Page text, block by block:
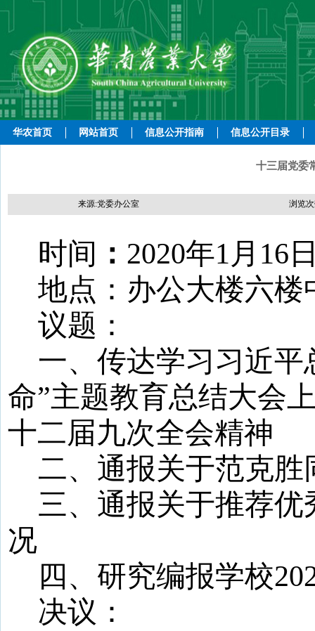
华农首页 网站首页 信息公开指南 信息公开目录
十三届党委
来源:党委办公室 浏览
时间 ： 2020年1月16
地点： 办公大楼六楼
议题：
一、 传达学习习近平
命”主题教育总结大会
十二届九次全会精神
二、 通报关于范克
三、通报关于推荐
况
四、 研究编报学校
决议：